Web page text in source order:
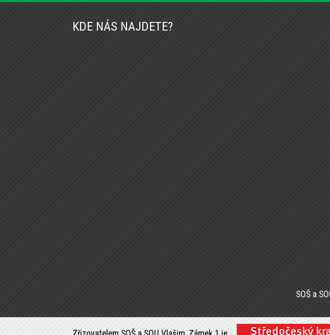
KDE NÁS NAJDETE?
SOŠ a